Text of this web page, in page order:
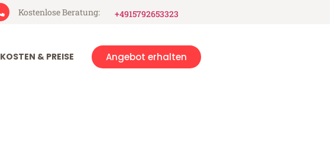
Kostenlose Beratung: +4915792653323
KOSTEN & PREISE Angebot erhalten